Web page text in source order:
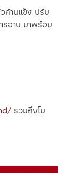
ก้านแข็ง ปรับ
รอาบ มาพร้อม
รวมถึงโม